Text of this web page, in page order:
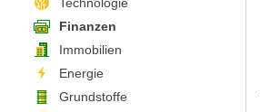
Finanzen
Immobilien
Energie
Grundstoffe